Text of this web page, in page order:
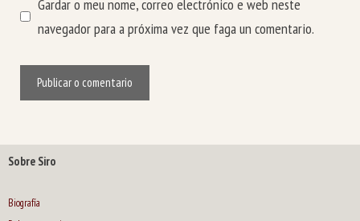
Gardar o meu nome, correo electrónico e web neste
navegador para a próxima vez que faga un comentario.
Sobre Siro
Biografía